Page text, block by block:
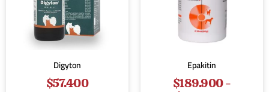
Digyton
$57.400
Epakitin
$189.900-